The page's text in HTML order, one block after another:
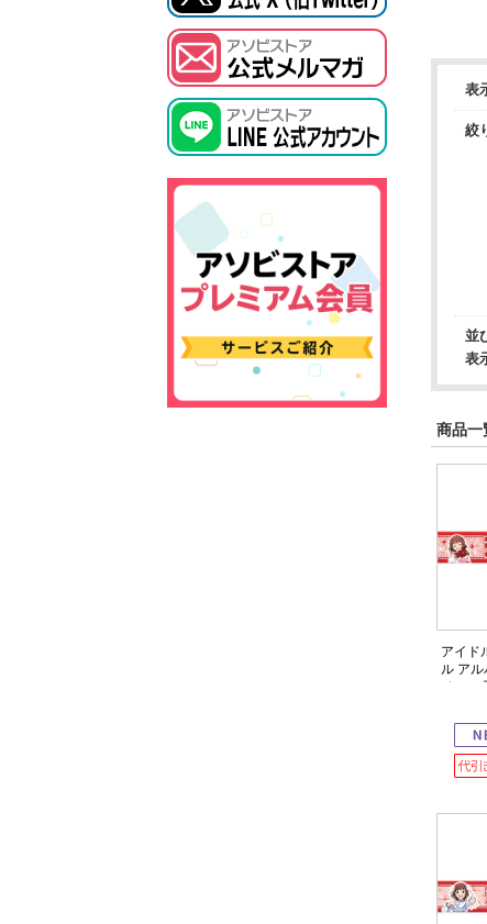
表
絞
並
表
商品一
アイド
ル ア
ベ ver.